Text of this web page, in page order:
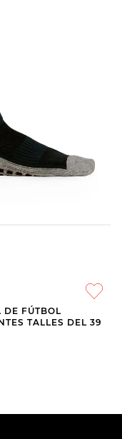
DE FÚTBOL
TALLES DEL 39